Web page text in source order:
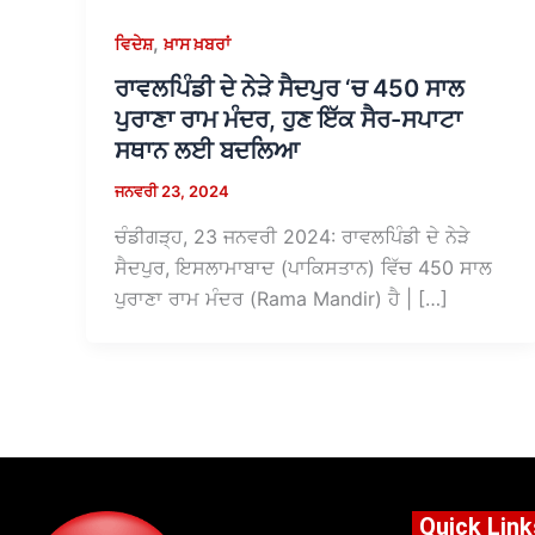
ਵਿਦੇਸ਼,ਖ਼ਾਸ ਖ਼ਬਰਾਂ
ਰਾਵਲਪਿੰਡੀ ਦੇ ਨੇੜੇ ਸੈਦਪੁਰ ‘ਚ 450 ਸਾਲ
ਪੁਰਾਣਾ ਰਾਮ ਮੰਦਰ, ਹੁਣ ਇੱਕ ਸੈਰ-ਸਪਾਟਾ
ਸਥਾਨ ਲਈ ਬਦਲਿਆ
ਜਨਵਰੀ 23, 2024
ਚੰਡੀਗੜ੍ਹ, 23 ਜਨਵਰੀ 2024: ਰਾਵਲਪਿੰਡੀ ਦੇ ਨੇੜੇ
ਸੈਦਪੁਰ, ਇਸਲਾਮਾਬਾਦ (ਪਾਕਿਸਤਾਨ) ਵਿੱਚ 450 ਸਾਲ
ਪੁਰਾਣਾ ਰਾਮ ਮੰਦਰ (Rama Mandir) ਹੈ | […]
Quick